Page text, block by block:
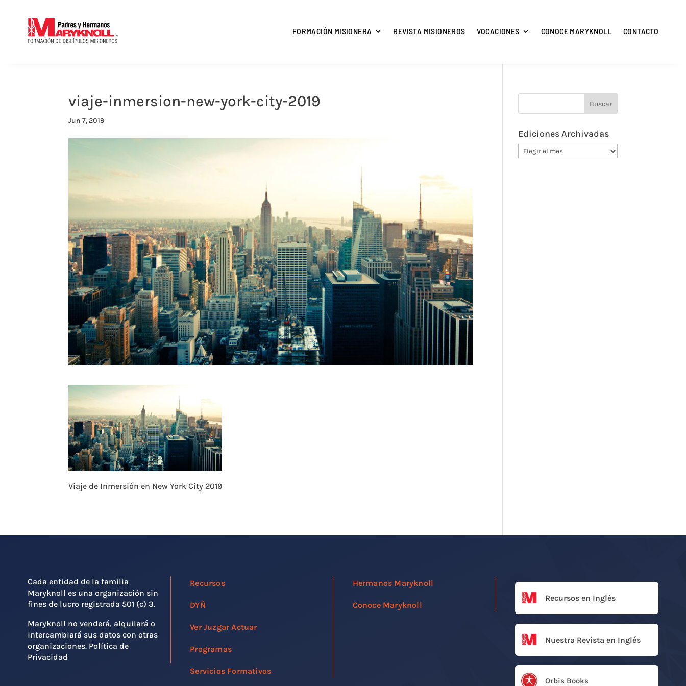
FORMACIÓN MISIONERA REVISTA MISIONEROS VOCACIONES CONOCE MARYKNOLL CONTACTO
viaje-inmersion-new-york-city-2019
Jun 7, 2019
Viaje de Inmersión en New York City 2019
Ediciones Archivadas
Ediciones
Cada entidad de la familia
Maryknoll es una organización sin
fines de lucro registrada 501 (c) 3.
Maryknoll no venderá, alquilará o
intercambiará sus datos con otras
organizaciones. Política de
Privacidad
Recursos
DYÑ
Ver Juzgar Actuar
Programas
Servicios Formativos
Hermanos Maryknoll
Conoce Maryknoll
Recursos en Inglés
Nuestra Revista en Inglés
Orbis Books